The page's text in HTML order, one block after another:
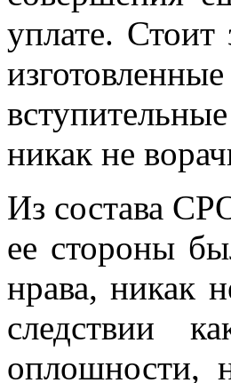
уплате.
никак не
Из состава
ее стороны
нрава, никак
следствии
оплошности,